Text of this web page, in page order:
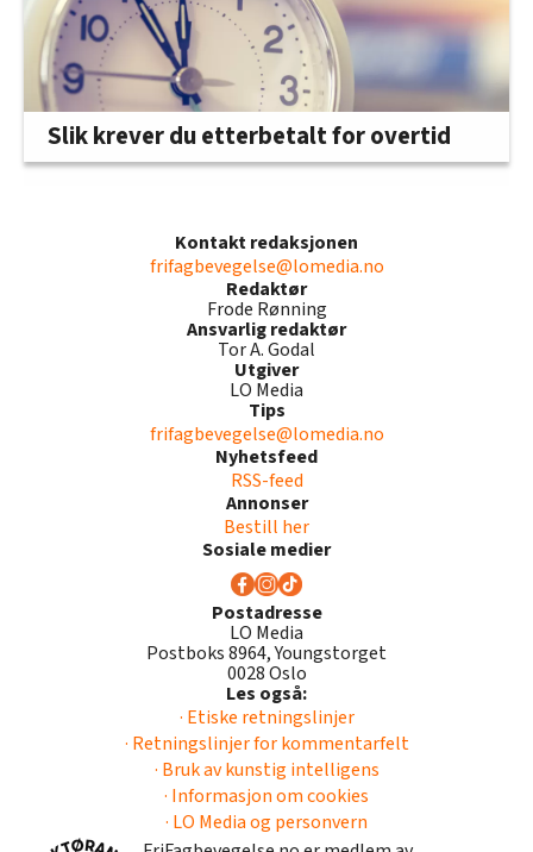
Slik krever du etterbetalt for overtid
Kontakt redaksjonen
frifagbevegelse@lomedia.no
Redaktør
Frode Rønning
Ansvarlig redaktør
Tor A. Godal
Utgiver
LO Media
Tips
frifagbevegelse@lomedia.no
Nyhetsfeed
RSS-feed
Annonser
Bestill her
Sosiale medier
Postadresse
LO Media
Postboks 8964, Youngstorget
0028 Oslo
Les også:
· Etiske retningslinjer
· Retningslinjer for kommentarfelt
· Bruk av kunstig intelligens
· Informasjon om cookies
· LO Media og personvern